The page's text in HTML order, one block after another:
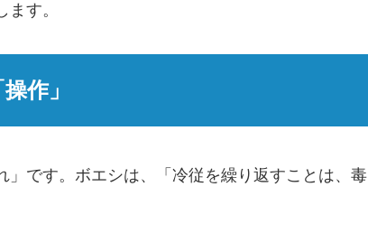
す。
作」
です。ボエシは、「冷従を繰り返すことは、毒